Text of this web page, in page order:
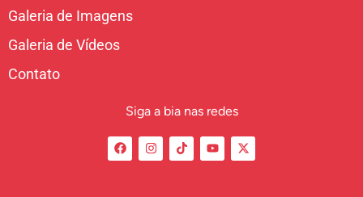
Galeria de Imagens
Galeria de Vídeos
Contato
Siga a bia nas redes